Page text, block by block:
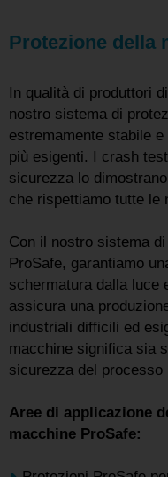
Protezione della
In qualità di produttori
nostro sistema di
estremamente stabile
più esigenti. I crash
sicurezza lo
che rispettiamo tutte le
Con il nostro sistema
ProSafe, garantiamo
schermatura dalla luce
assicura una
industriali difficili ed
macchine significa sia
sicurezza del processo
Aree di applicazione
macchine ProSafe: